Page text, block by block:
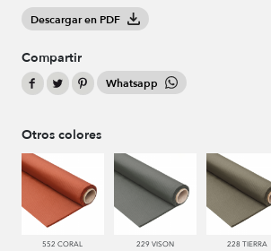
Descargar en PDF
Compartir
Whatsapp
Otros colores
552 CORAL 229 VISON 228 TIERRA